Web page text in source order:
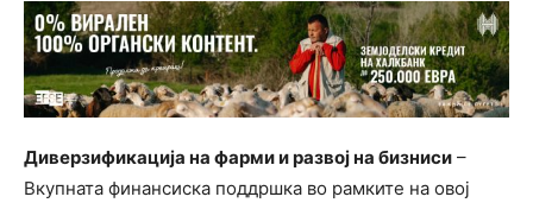
Диверзификација на фарми и развој на бизниси –
Вкупната финансиска поддршка во рамките на овој